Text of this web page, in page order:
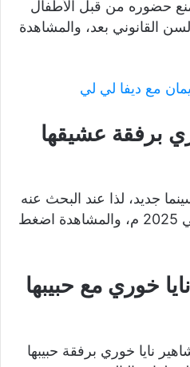
حضوره من قبل الأطفال
القانوني بعد، والمشاهدة
مع ديفا لي لي
برفقة عشيقها
جديد، لذا عند البحث عنه
يجب وضع سنة العرض وهي 2025 م، والمشاهدة اضغط
خوري مع حبيبها
نايا خوري برفقة حبيبها